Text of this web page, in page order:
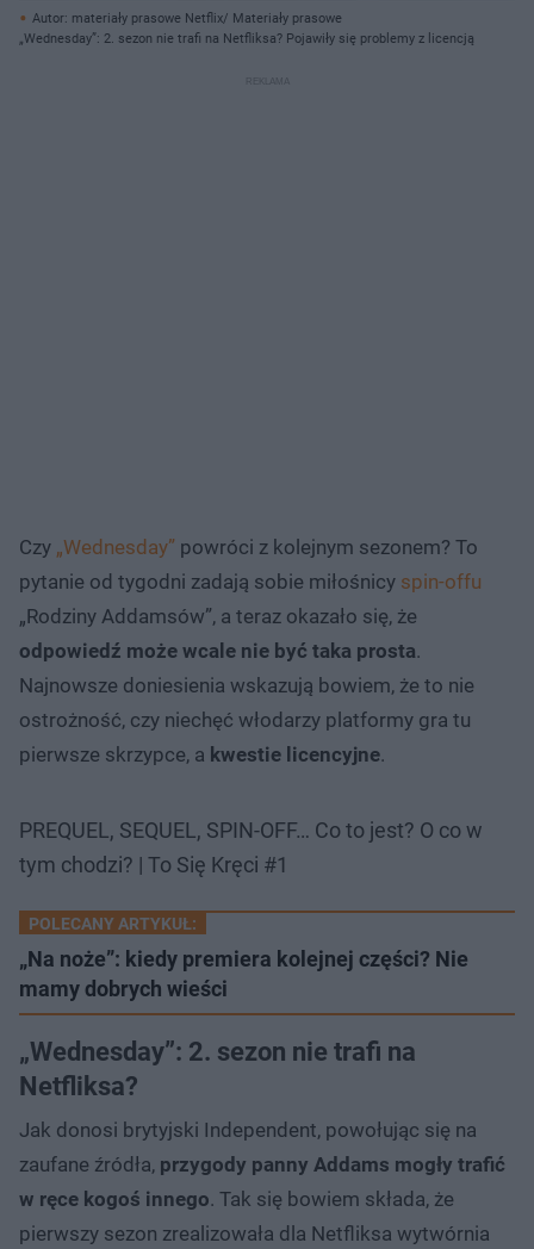
Autor: materiały prasowe Netflix/ Materiały prasowe
„Wednesday”: 2. sezon nie trafi na Netfliksa? Pojawiły się problemy z licencją
Czy „Wednesday” powróci z kolejnym sezonem? To
pytanie od tygodni zadają sobie miłośnicy spin-offu
„Rodziny Addamsów”, a teraz okazało się, że
odpowiedź może wcale nie być taka prosta.
Najnowsze doniesienia wskazują bowiem, że to nie
ostrożność, czy niechęć włodarzy platformy gra tu
pierwsze skrzypce, a kwestie licencyjne.
PREQUEL, SEQUEL, SPIN-OFF… Co to jest? O co w
tym chodzi? | To Się Kręci #1
POLECANY ARTYKUŁ:
„Na noże”: kiedy premiera kolejnej części? Nie
mamy dobrych wieści
„Wednesday”: 2. sezon nie trafi na
Netfliksa?
Jak donosi brytyjski Independent, powołując się na
zaufane źródła, przygody panny Addams mogły trafić
w ręce kogoś innego. Tak się bowiem składa, że
pierwszy sezon zrealizowała dla Netfliksa wytwórnia